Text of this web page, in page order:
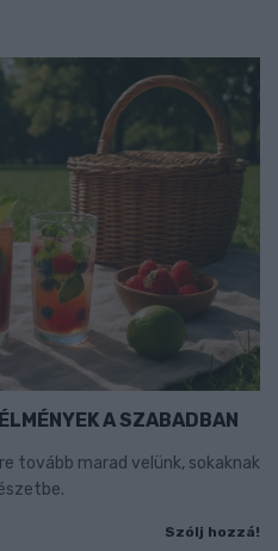
A SZABADBAN
tovább marad velünk, sokaknak
Szólj hozzá!